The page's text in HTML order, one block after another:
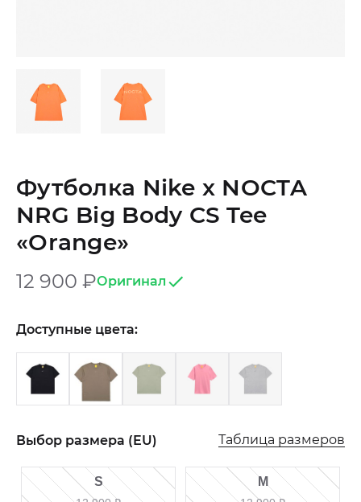
Футболка Nike x NOCTA
NRG Big Body CS Tee
«Orange»
12 900 ₽Оригинал
Доступные цвета:
Выбор размера (EU) Таблица размеров
S M